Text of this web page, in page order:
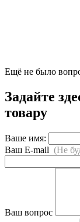
Ещё не было
Задайте
товару
Ваше имя:
Ваш E-mail (Не
Ваш вопрос